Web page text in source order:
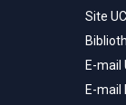
Site
E-mail
E-mail